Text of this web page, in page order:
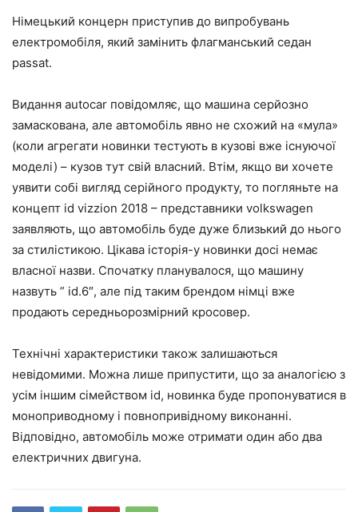
Німецький концерн приступив до випробувань
електромобіля, який замінить флагманський седан
passat.
Видання autocar повідомляє, що машина серйозно
замаскована, але автомобіль явно не схожий на «мула»
(коли агрегати новинки тестують в кузові вже існуючої
моделі) – кузов тут свій власний. Втім, якщо ви хочете
уявити собі вигляд серійного продукту, то погляньте на
концепт id vizzion 2018 – представники volkswagen
заявляють, що автомобіль буде дуже близький до нього
за стилістикою. Цікава історія-у новинки досі немає
власної назви. Спочатку планувалося, що машину
назвуть ” id.6″, але під таким брендом німці вже
продають середньорозмірний кросовер.
Технічні характеристики також залишаються
невідомими. Можна лише припустити, що за аналогією з
усім іншим сімейством id, новинка буде пропонуватися в
моноприводному і повнопривідному виконанні.
Відповідно, автомобіль може отримати один або два
електричних двигуна.